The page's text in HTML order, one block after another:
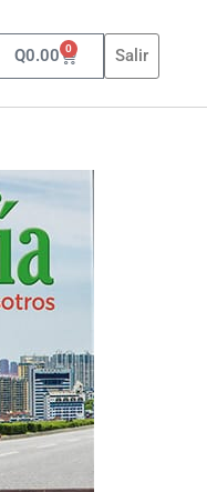
Q0.00 0 Salir